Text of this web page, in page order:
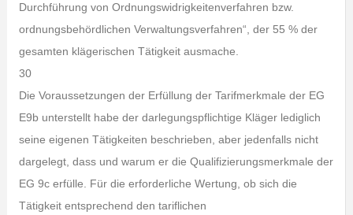
Durchführung von Ordnungswidrigkeitenverfahren bzw.
ordnungsbehördlichen Verwaltungsverfahren“, der 55 % der
gesamten klägerischen Tätigkeit ausmache.
30
Die Voraussetzungen der Erfüllung der Tarifmerkmale der EG
E9b unterstellt habe der darlegungspflichtige Kläger lediglich
seine eigenen Tätigkeiten beschrieben, aber jedenfalls nicht
dargelegt, dass und warum er die Qualifizierungsmerkmale der
EG 9c erfülle. Für die erforderliche Wertung, ob sich die
Tätigkeit entsprechend den tariflichen